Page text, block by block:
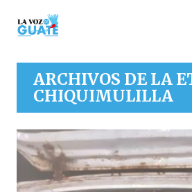
ARCHIVOS DE LA
CHIQUIMULILLA